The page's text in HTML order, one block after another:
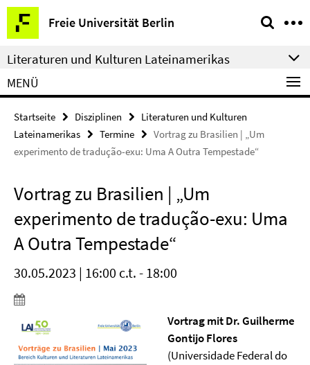
Springe
direkt
zu
Inhalt
Freie Universität Berlin
Service-
Navigation
Literaturen und Kulturen Lateinamerikas
MENÜ
Startseite Disziplinen
Literaturen und Kulturen
Lateinamerikas
Termine
Vortrag zu Brasilien | „Um
experimento de tradução-exu: Uma A Outra Tempestade“
Vortrag zu Brasilien | „Um
experimento de tradução-exu: Uma
A Outra Tempestade“
30.05.2023 | 16:00 c.t. - 18:00
Vortrag mit Dr. Guilherme
Gontijo Flores
(Universidade Federal do